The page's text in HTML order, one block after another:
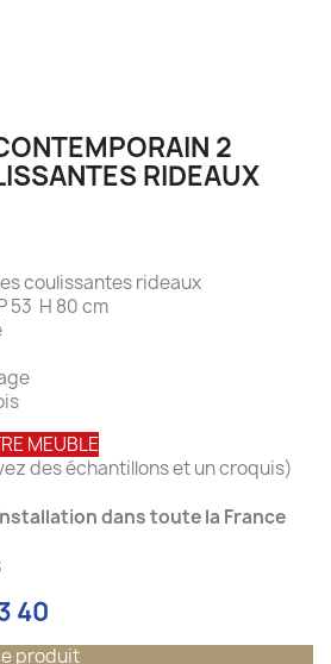
2
RIDEAUX
coulissantes rideaux
53 H 80 cm
MEUBLE
des échantillons et un croquis)
dans toute la France
40
produit